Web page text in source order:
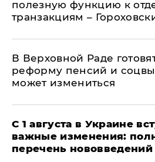
полезную функцию к
транзакциям –
В Верховной Раде
реформу пенсий и
может измениться
С 1 августа в Украине
важные изменения:
перечень нововведений